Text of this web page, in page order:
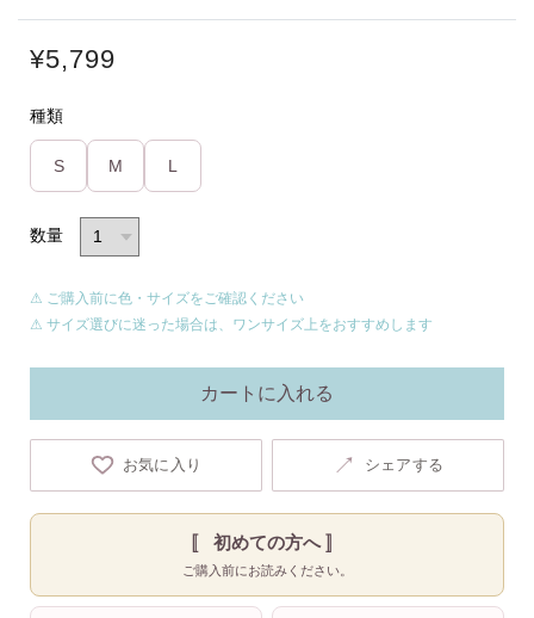
¥5,799
種類
S M
数量
⚠ ご購入前に色・サイズをご確認ください
⚠ サイズ選びに迷った場合は、ワンサイズ上をおすすめします
カートに入れる
お気に入り ↗ シェアする
〚 初めての方へ 〛
ご購入前にお読みください。